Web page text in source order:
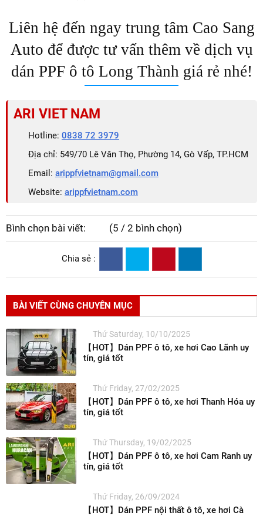
Liên hệ đến ngay trung tâm Cao Sang
Auto để được tư vấn thêm về dịch vụ
dán PPF ô tô Long Thành giá rẻ nhé!
ARI VIET NAM
Hotline: 0838 72 3979
Địa chỉ: 549/70 Lê Văn Thọ, Phường 14, Gò Vấp, TP.HCM
Email: arippfvietnam@gmail.com
Website: arippfvietnam.com
Bình chọn bài viết: (5 / 2 bình chọn)
Chia sẻ :
BÀI VIẾT CÙNG CHUYÊN MỤC
Thứ Saturday, 10/10/2025
【HOT】Dán PPF ô tô, xe hơi Cao Lãnh uy
tín, giá tốt
Thứ Friday, 27/02/2025
【HOT】Dán PPF ô tô, xe hơi Thanh Hóa uy
tín, giá tốt
Thứ Thursday, 19/02/2025
【HOT】Dán PPF ô tô, xe hơi Cam Ranh uy
tín, giá tốt
Thứ Friday, 26/09/2024
【HOT】Dán PPF nội thất ô tô, xe hơi Cà